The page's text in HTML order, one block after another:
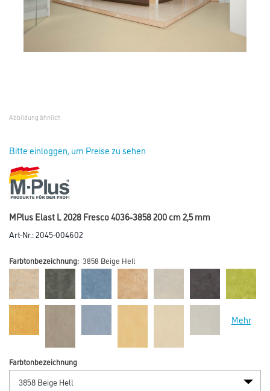
Abbildung ähnlich
Bitte einloggen, um Preise zu sehen
MPlus Elast L 2028 Fresco 4036-3858 200 cm 2,5 mm
Art-Nr.:2045-004602
Farbtonbezeichnung: 3858 Beige Hell
Mehr
Farbtonbezeichnung